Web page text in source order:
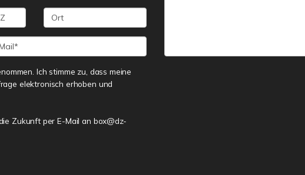
Ich stimme zu, dass meine
elektronisch erhoben und
Zukunft per E-Mail an box@dz-